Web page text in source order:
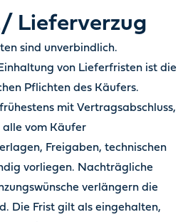
Lieferverzug
sind unverbindlich.
von Lieferfristen ist die
Pflichten des Käufers.
mit Vertragsabschluss,
alle vom Käufer
Freigaben, technischen
vorliegen. Nachträgliche
verlängern die
Die Frist gilt als eingehalten,